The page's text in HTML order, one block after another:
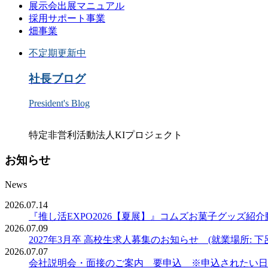
展示会出展マニュアル
採用サポート事業
畑事業
不定期更新中
社長ブログ
President's Blog
特定非営利活動法人KIプロジェクト
お知らせ
News
2026.07.14
『推し活EXPO2026【夏展】』コムズお菓子グッズ紹介
2026.07.09
2027年3月卒 高校生求人募集のお知らせ (就業場所: 下
2026.07.07
会社説明会・面接のご案内 要申込 ※申込されたい日